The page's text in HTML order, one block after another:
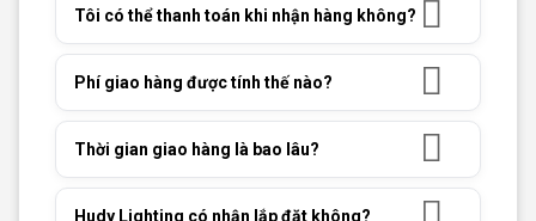
Tôi có thể thanh toán khi nhận hàng không?
Phí giao hàng được tính thế nào?
Thời gian giao hàng là bao lâu?
Hudy Lighting có nhận lắp đặt không?